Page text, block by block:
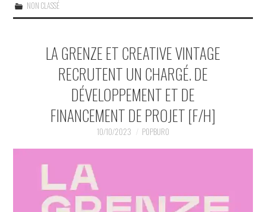
NON CLASSÉ
LA GRENZE ET CREATIVE VINTAGE
RECRUTENT UN CHARGÉ. DE
DÉVELOPPEMENT ET DE
FINANCEMENT DE PROJET [F/H]
10/10/2023 POPBURO